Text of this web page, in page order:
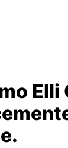
Elli